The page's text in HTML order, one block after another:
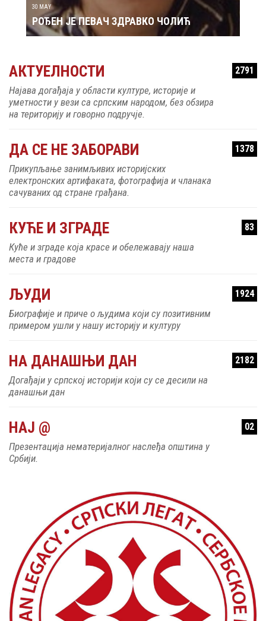
30 MAY
РОЂЕН ЈЕ ПЕВАЧ ЗДРАВКО ЧОЛИЋ
АКТУЕЛНОСТИ 2791
Најава догађаја у области културе, историје и
уметности у вези са српским народом, без обзира
на територију и говорно подручје.
ДА СЕ НЕ ЗАБОРАВИ 1378
Прикупљање занимљивих историјских
електронских артифаката, фотографија и чланака
сачуваних од стране грађана.
КУЋЕ И ЗГРАДЕ 83
Куће и зграде која красе и обележавају наша
места и градове
ЉУДИ 1924
Биографије и приче о људима који су позитивним
примером ушли у нашу историју и културу
НА ДАНАШЊИ ДАН 2182
Догађаји у српској историји који су се десили на
данашњи дан
НАЈ @ 02
Презентација нематеријалног наслеђа општина у
Србији.